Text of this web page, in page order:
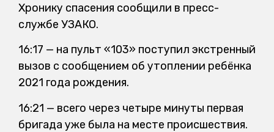
Хронику спасения сообщили в пресс-
службе УЗАКО.
16:17 — на пульт «103» поступил экстренный
вызов с сообщением об утоплении ребёнка
2021 года рождения.
16:21 — всего через четыре минуты первая
бригада уже была на месте происшествия.